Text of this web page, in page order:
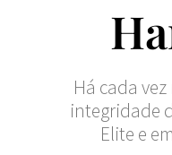
Há cada
integridade
Elite e